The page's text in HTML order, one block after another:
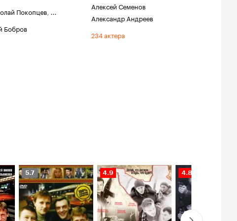
Покопцев, ...
Бобров
Алексей Семенов
Александр Андреев
234 актера
Рейтинг
Кинопоиска
5.7
5.7
Рейтинг
Кинопоиска
4.9
4.9
Рейтинг
Кинопоиска
4.8
4.8